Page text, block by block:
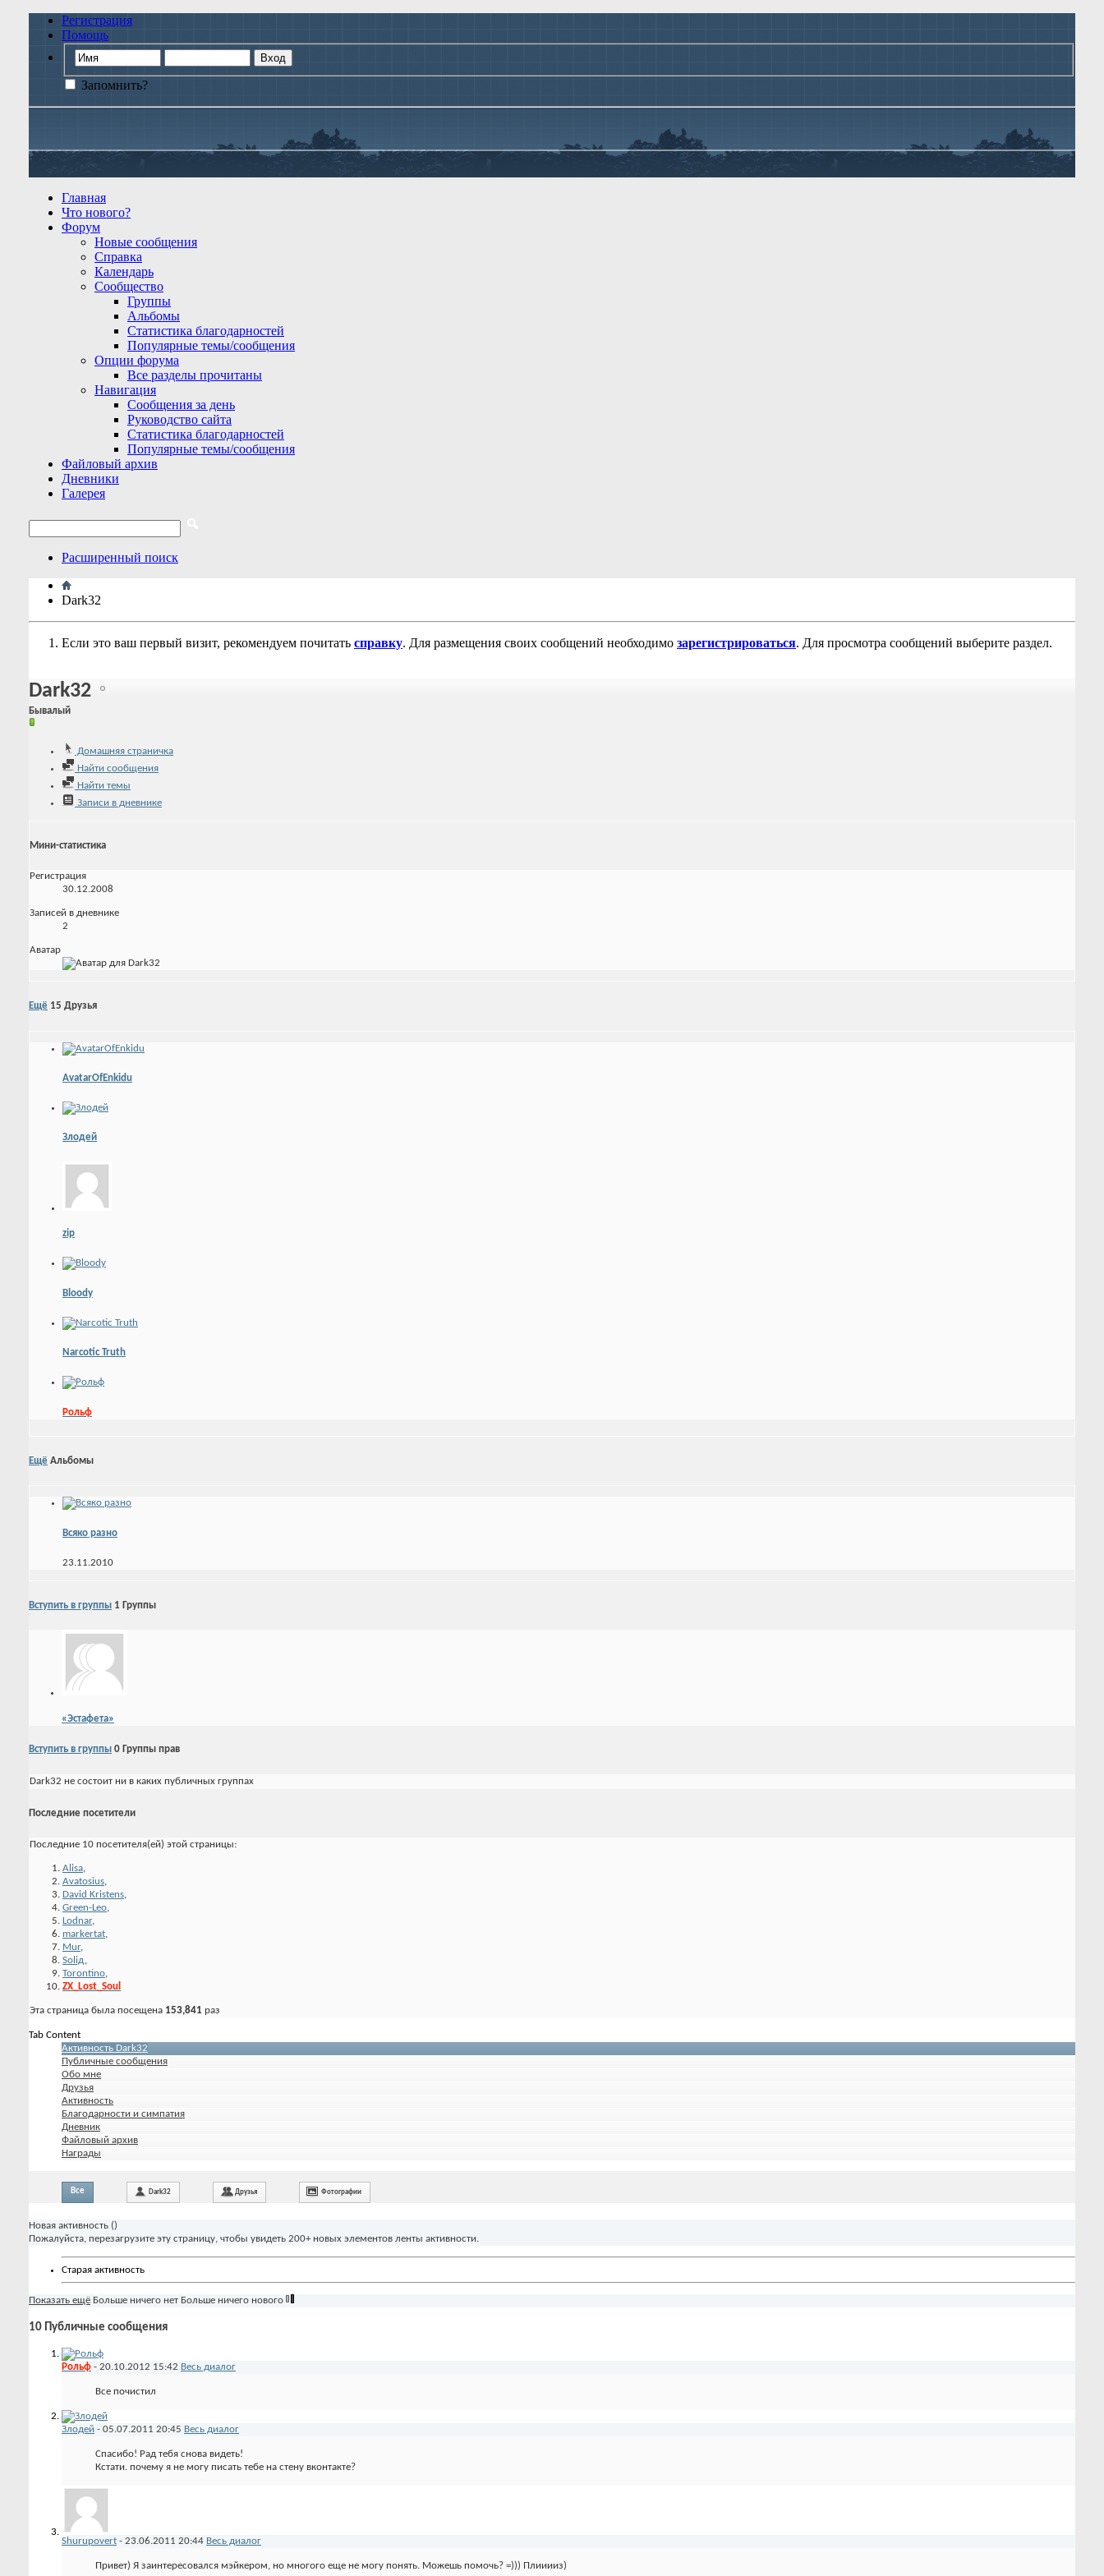
Регистрация
Помощь
Запомнить?
Главная
Что нового?
Форум
Новые сообщения
Справка
Календарь
Сообщество
Группы
Альбомы
Статистика благодарностей
Популярные темы/сообщения
Опции форума
Все разделы прочитаны
Навигация
Сообщения за день
Руководство сайта
Статистика благодарностей
Популярные темы/сообщения
Файловый архив
Дневники
Галерея
Расширенный поиск
Dark32
Если это ваш первый визит, рекомендуем почитать справку. Для размещения своих сообщений необходимо зарегистрироваться. Для просмотра сообщений выберите раздел.
Dark32
Бывалый
Домашняя страничка
Найти сообщения
Найти темы
Записи в дневнике
Мини-статистика
Регистрация
30.12.2008
Записей в дневнике
2
Аватар
Ещё 15 Друзья
AvatarOfEnkidu
Злодей
zip
Bloody
Narcotic Truth
Рольф
Ещё Альбомы
Всяко разно
23.11.2010
Вступить в группы 1 Группы
«Эстафета»
Вступить в группы 0 Группы прав
Dark32 не состоит ни в каких публичных группах
Последние посетители
Последние 10 посетителя(ей) этой страницы:
Alisa,
Avatosius,
David Kristens,
Green-Leo,
Lodnar,
markertat,
Mur,
Soliд,
Torontino,
ZX_Lost_Soul
Эта страница была посещена 153,841 раз
Tab Content
Активность Dark32
Публичные сообщения
Обо мне
Друзья
Активность
Благодарности и симпатия
Дневник
Файловый архив
Награды
Все Dark32 Друзья Фотографии
Новая активность ()
Пожалуйста, перезагрузите эту страницу, чтобы увидеть 200+ новых элементов ленты активности.
Старая активность
Показать ещё Больше ничего нет Больше ничего нового
10 Публичные сообщения
Рольф - 20.10.2012 15:42 Весь диалог
Все почистил
Злодей - 05.07.2011 20:45 Весь диалог
Спасибо! Рад тебя снова видеть!
Кстати. почему я не могу писать тебе на стену вконтакте?
Shurupovert - 23.06.2011 20:44 Весь диалог
Привет) Я заинтересовался мэйкером, но многого еще не могу понять. Можешь помочь? =))) Плииииз)